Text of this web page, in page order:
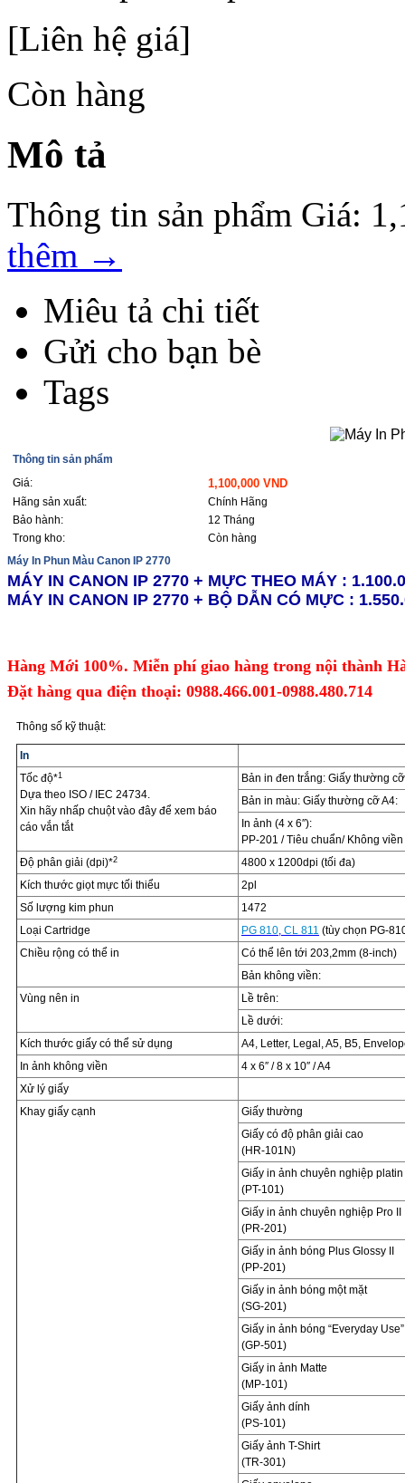
[Liên hệ giá]
Còn hàng
Mô tả
Thông tin sản phẩm
thêm →
Miêu tả chi tiết
Gửi cho bạn bè
Tags
Thông tin sản phẩm
Giá:
1,100,000 VND
Hãng sản xuất:
Chính Hãng
Bảo hành:
12 Tháng
Trong kho:
Còn hàng
Máy In Phun Màu Canon IP 2770
MÁY IN CANON IP 2770 + MỰC THEO MÁY :
MÁY IN CANON IP 2770 + BỘ DẪN CÓ MỰC :
Hàng Mới 100%. Miễn phí giao hàng trong nội thành
Đặt hàng qua điện thoại: 0988.466.001-0988.480.714
Thông số kỹ thuật:
In
Tốc độ*1
Dựa theo ISO / IEC 24734.
Xin hãy nhấp chuộtvào đây để xem báo
cáo vắn tắt
Bản in đen trắng: Giấy thường
Bản in màu: Giấy thường cỡ A4:
In ảnh (4 x 6″):
PP-201 / Tiêu chuẩn/ Không viền
Độ phân giải (dpi)*2
4800 x 1200dpi (tối đa)
Kích thước giọt mực tối thiểu
2pl
Số lượng kim phun
1472
Loại Cartridge
PG 810, CL 811 (tùy chọn PG-
Chiều rộng có thể in
Có thể lên tới 203,2mm (8-inch)
Bản không viền:
Vùng nên in
Lề trên:
Lề dưới:
Kích thước giấy có thể sử dụng
A4, Letter, Legal, A5, B5,
In ảnh không viền
4 x 6″ / 8 x 10″ / A4
Xử lý giấy
Khay giấy cạnh
Giấy thường
Giấy có độ phân giải cao
(HR-101N)
Giấy in ảnh chuyên nghiệp platin
(PT-101)
Giấy in ảnh chuyên nghiệp Pro II
(PR-201)
Giấy in ảnh bóng Plus Glossy II
(PP-201)
Giấy in ảnh bóng một mặt
(SG-201)
Giấy in ảnh bóng “Everyday Use”
(GP-501)
Giấy in ảnh Matte
(MP-101)
Giấy ảnh dính
(PS-101)
Giấy ảnh T-Shirt
(TR-301)